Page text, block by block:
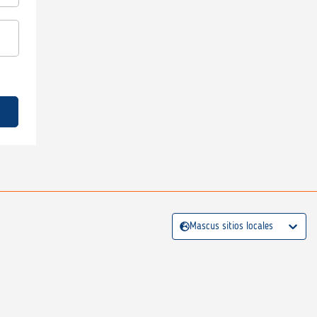
Mascus sitios locales